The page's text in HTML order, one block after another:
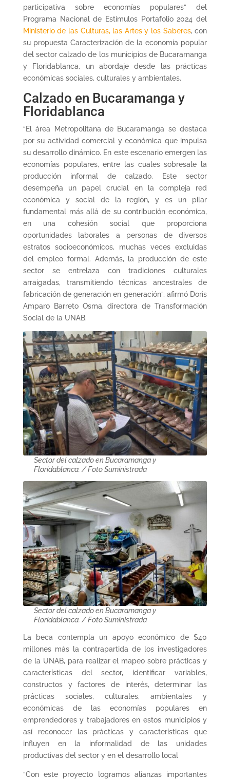
participativa sobre economías populares” del
Programa Nacional de Estímulos Portafolio 2024 del
Ministerio de las Culturas, las Artes y los Saberes, con
su propuesta Caracterización de la economía popular
del sector calzado de los municipios de Bucaramanga
y Floridablanca, un abordaje desde las prácticas
económicas sociales, culturales y ambientales.
Calzado en Bucaramanga y
Floridablanca
“El área Metropolitana de Bucaramanga se destaca
por su actividad comercial y económica que impulsa
su desarrollo dinámico. En este escenario emergen las
economías populares, entre las cuales sobresale la
producción informal de calzado. Este sector
desempeña un papel crucial en la compleja red
económica y social de la región, y es un pilar
fundamental más allá de su contribución económica,
en una cohesión social que proporciona
oportunidades laborales a personas de diversos
estratos socioeconómicos, muchas veces excluidas
del empleo formal. Además, la producción de este
sector se entrelaza con tradiciones culturales
arraigadas, transmitiendo técnicas ancestrales de
fabricación de generación en generación”, afirmó Doris
Amparo Barreto Osma, directora de Transformación
Social de la UNAB.
Sector del calzado en Bucaramanga y
Floridablanca. / Foto Suministrada
Sector del calzado en Bucaramanga y
Floridablanca. / Foto Suministrada
La beca contempla un apoyo económico de $40
millones más la contrapartida de los investigadores
de la UNAB, para realizar el mapeo sobre prácticas y
características del sector, identificar variables,
constructos y factores de interés, determinar las
prácticas sociales, culturales, ambientales y
económicas de las economías populares en
emprendedores y trabajadores en estos municipios y
así reconocer las prácticas y características que
influyen en la informalidad de las unidades
productivas del sector y en el desarrollo local
“Con este proyecto logramos alianzas importantes